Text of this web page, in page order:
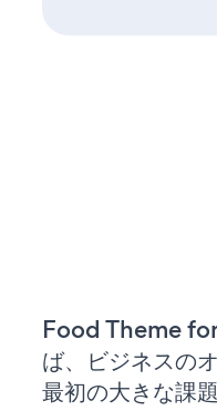
Food Theme
ば、ビジネスの
最初の大きな課